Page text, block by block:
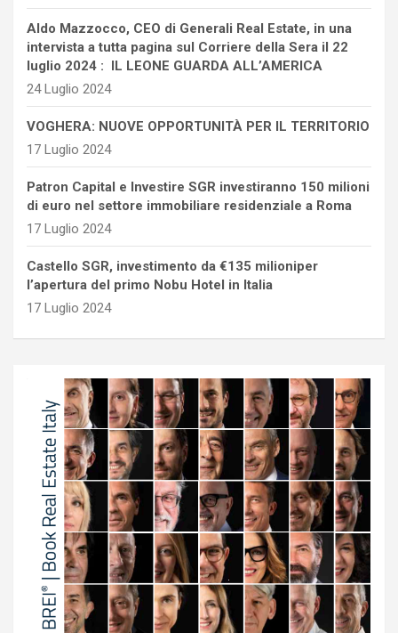
Aldo Mazzocco, CEO di Generali Real Estate, in una
intervista a tutta pagina sul Corriere della Sera il 22
luglio 2024 : IL LEONE GUARDA ALL’AMERICA
24 Luglio 2024
VOGHERA: NUOVE OPPORTUNITÀ PER IL TERRITORIO
17 Luglio 2024
Patron Capital e Investire SGR investiranno 150 milioni
di euro nel settore immobiliare residenziale a Roma
17 Luglio 2024
Castello SGR, investimento da €135 milioniper
l’apertura del primo Nobu Hotel in Italia
17 Luglio 2024